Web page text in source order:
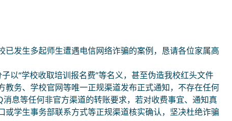
发生多起师生遭遇电信网络诈骗的案例，恳请各位家属高
以“学校收取培训报名费”等名义，甚至伪造我校红头文件
务、学校官网等唯一正规渠道发布正式通知，不存在任何
息等任何非官方渠道的转账要求，若对收费事宜、通知真
学生事务部联系方式等正规渠道核实确认，坚决杜绝诈骗